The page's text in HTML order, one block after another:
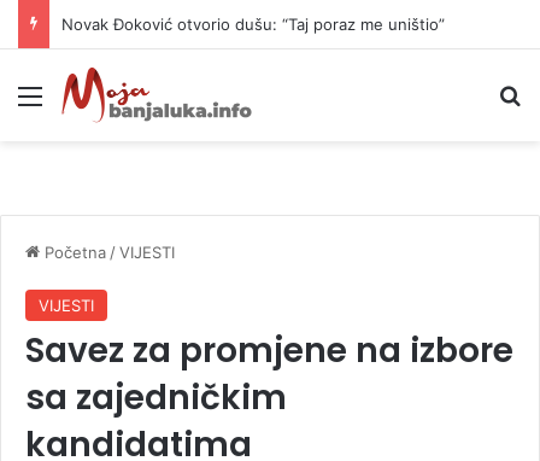
Novak Đoković otvorio dušu: “Taj poraz me uništio”
Meni
Početna /VIJESTI
VIJESTI
Savez za promjene na izbore
sa zajedničkim
kandidatima